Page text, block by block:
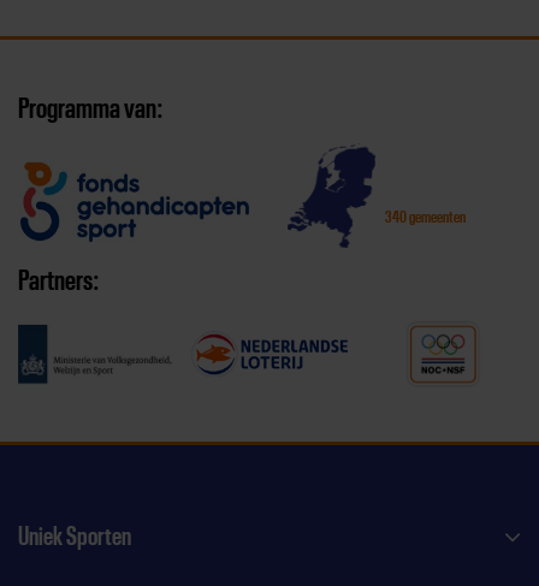
Programma van:
340 gemeenten
Partners:
Uniek Sporten